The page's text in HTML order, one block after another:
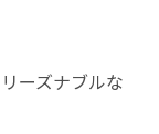
ーズナブルな